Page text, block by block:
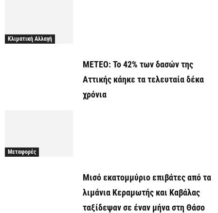
Κλιματική Αλλαγή
ΜΕΤΕΟ: Το 42% των δασών της
Αττικής κάηκε τα τελευταία δέκα
χρόνια
Μεταφορές
Μισό εκατομμύριο επιβάτες από τα
λιμάνια Κεραμωτής και Καβάλας
ταξίδεψαν σε έναν μήνα στη Θάσο